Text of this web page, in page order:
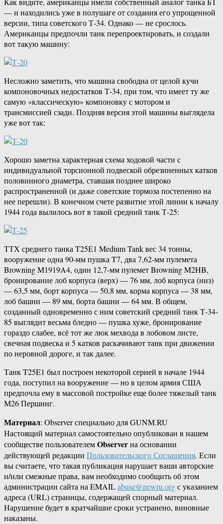
— и находились уже в полушаге от создания его упрощенной
версии, типа советского Т-34. Однако — не срослось.
Американцы предпочли танк перепроектировать, и создали
вот такую машину:
Несложно заметить, что машина свободна от целой кучи
компоновочных недостатков Т-34, при том, что имеет ту же
самую «классическую» компоновку с мотором и
трансмиссией сзади. Поздняя версия этой машины выглядела
уже вот так:
Хорошо заметна характерная схема ходовой части с
индивидуальной торсионной подвеской обрезиненных катков
половинного диаметра, ставшая позднее широко
распространенной (и даже советские тормоза постепенно на
нее перешли). В конечном счете развитие этой линии к началу
1944 года вылилось вот в такой средний танк Т-25:
ТТХ среднего танка T25Е1 Medium Tank вес 34 тонны,
вооружение одна 90-мм пушка T7, два 7,62-мм пулемета
Browning M1919A4, один 12,7-мм пулемет Browning M2HB,
бронирование лоб корпуса (верх) — 76 мм, лоб корпуса (низ)
— 63,5 мм, борт корпуса — 50,8 мм, корма корпуса — 38 мм,
лоб башни — 89 мм, борта башни — 64 мм. В общем,
созданный одновременно с ним советский средний танк Т-34-
85 выглядит весьма бледно — пушка хуже, бронирование
гораздо слабее, всё тот же люк мехвода в лобовом листе,
свечная подвеска и 5 катков раскачивают танк при движении
по неровной дороге, и так далее.
Танк T25E1 был построен некоторой серией в начале 1944
года, поступил на вооружение — но в целом армия США
предпочла ему в массовой постройке еще более тяжелый танк
М26 Першинг.
Материал: Observer специально для GUNM.RU
Настоящий материал самостоятельно опубликован в нашем
сообществе пользователемObserverна основании
действующей редакции Пользовательского Соглашения. Если
вы считаете, что такая публикация нарушает ваши авторские
и/или смежные права, вам необходимо сообщить об этом
администрации сайта на EMAILabuse@newru.orgс указанием
адреса (URL) страницы, содержащей спорный материал.
Нарушение будет в кратчайшие сроки устранено, виновные
наказаны.